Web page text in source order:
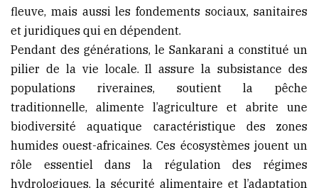
fleuve, mais aussi les fondements sociaux, sanitaires
et juridiques qui en dépendent.
Pendant des générations, le Sankarani a constitué un
pilier de la vie locale. Il assure la subsistance des
populations riveraines, soutient la pêche
traditionnelle, alimente l’agriculture et abrite une
biodiversité aquatique caractéristique des zones
humides ouest-africaines. Ces écosystèmes jouent un
rôle essentiel dans la régulation des régimes
hydrologiques, la sécurité alimentaire et l’adaptation